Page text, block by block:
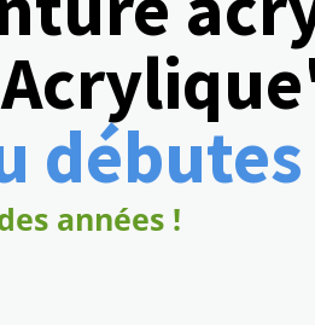
débutes
années !